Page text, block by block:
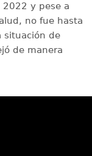
2022 y pese a
no fue hasta
situación de
de manera